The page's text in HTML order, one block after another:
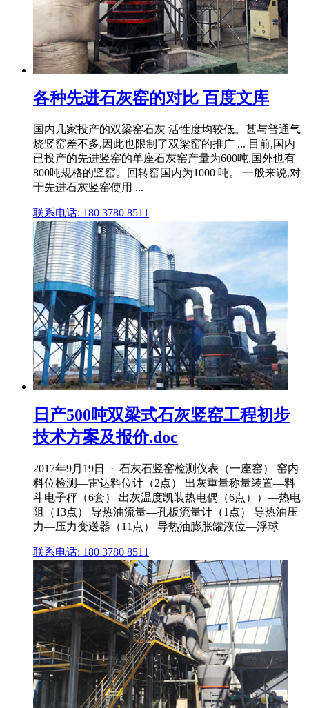
各种先进石灰窑的对比 百度文库
国内几家投产的双梁窑石灰 活性度均较低。甚与普通气
烧竖窑差不多,因此也限制了双梁窑的推广 ... 目前,国内
已投产的先进竖窑的单座石灰窑产量为600吨,国外也有
800吨规格的竖窑。回转窑国内为1000 吨。 一般来说,对
于先进石灰竖窑使用 ...
联系电话: 180 3780 8511
日产500吨双梁式石灰竖窑工程初步
技术方案及报价.doc
2017年9月19日 · 石灰石竖窑检测仪表（一座窑） 窑内
料位检测—雷达料位计（2点） 出灰重量称量装置—料
斗电子秤（6套） 出灰温度凯装热电偶（6点））—热电
阻（13点） 导热油流量—孔板流量计（1点） 导热油压
力—压力变送器（11点） 导热油膨胀罐液位—浮球
联系电话: 180 3780 8511